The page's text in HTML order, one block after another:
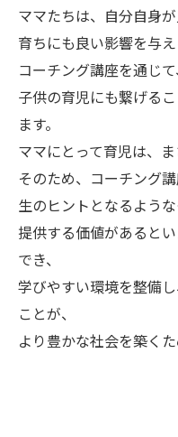
ママたちは、自分自身
育ちにも良い影響を与
コーチング講座を通じ
子供の育児にも繋げる
ます。
ママにとって育児は、ま
そのため、コーチング
生のヒントとなるような
提供する価値があると
でき、
学びやすい環境を整備
ことが、
より豊かな社会を築く